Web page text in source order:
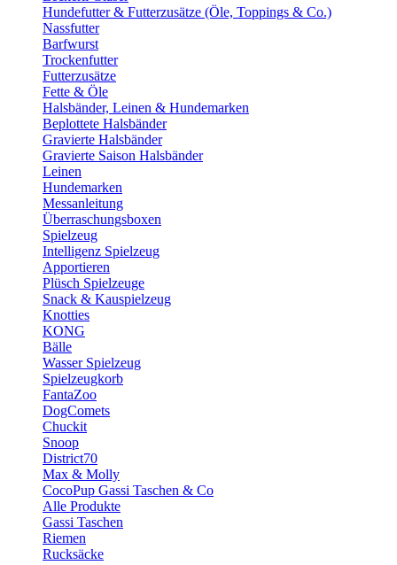
Hundefutter & Futterzusätze (Öle, Toppings & Co.)
Nassfutter
Barfwurst
Trockenfutter
Futterzusätze
Fette & Öle
Halsbänder, Leinen & Hundemarken
Beplottete Halsbänder
Gravierte Halsbänder
Gravierte Saison Halsbänder
Leinen
Hundemarken
Messanleitung
Überraschungsboxen
Spielzeug
Intelligenz Spielzeug
Apportieren
Plüsch Spielzeuge
Snack & Kauspielzeug
Knotties
KONG
Bälle
Wasser Spielzeug
Spielzeugkorb
FantaZoo
DogComets
Chuckit
Snoop
District70
Max & Molly
CocoPup Gassi Taschen & Co
Alle Produkte
Gassi Taschen
Riemen
Rucksäcke